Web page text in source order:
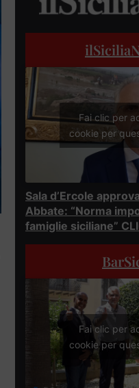
Fai clic per
cookie per
Sala d’Ercole
Abbate: “Norma
famiglie siciliane”
Fai clic per
cookie per